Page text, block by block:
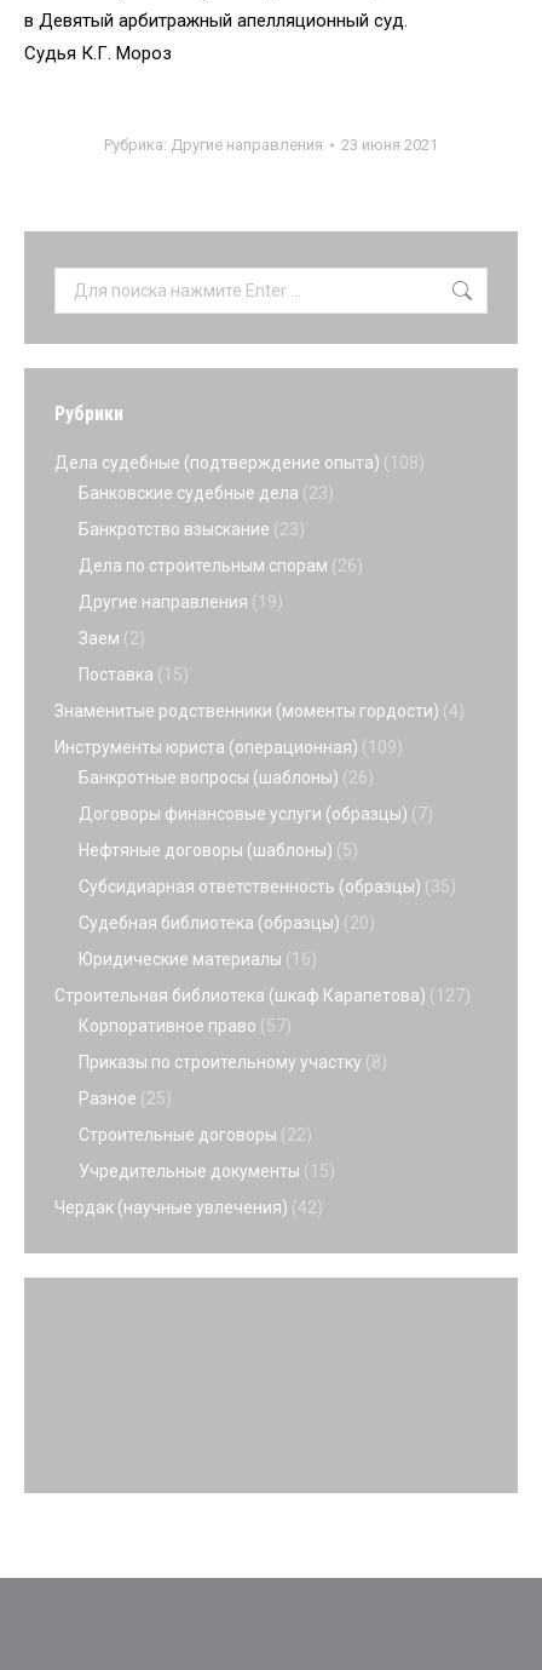
в Девятый арбитражный апелляционный суд.
Судья К.Г. Мороз
Рубрика: Другие направления 23 июня 2021
Поиск:
Рубрики
Дела судебные (подтверждение опыта) (108)
Банковские судебные дела (23)
Банкротство взыскание (23)
Дела по строительным спорам (26)
Другие направления (19)
Заем (2)
Поставка (15)
Знаменитые родственники (моменты гордости) (4)
Инструменты юриста (операционная) (109)
Банкротные вопросы (шаблоны) (26)
Договоры финансовые услуги (образцы) (7)
Нефтяные договоры (шаблоны) (5)
Субсидиарная ответственность (образцы) (35)
Судебная библиотека (образцы) (20)
Юридические материалы (16)
Строительная библиотека (шкаф Карапетова) (127)
Корпоративное право (57)
Приказы по строительному участку (8)
Разное (25)
Строительные договоры (22)
Учредительные документы (15)
Чердак (научные увлечения) (42)